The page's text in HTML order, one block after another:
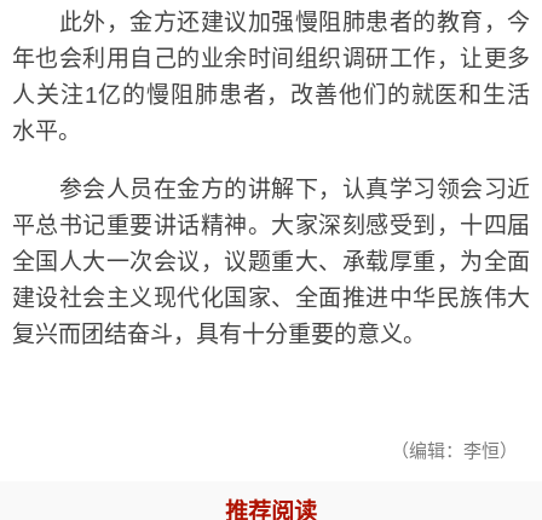
此外，金方还建议加强慢阻肺患者的教育，今
年也会利用自己的业余时间组织调研工作，让更多
人关注1亿的慢阻肺患者，改善他们的就医和生活
水平。
参会人员在金方的讲解下，认真学习领会习近
平总书记重要讲话精神。大家深刻感受到，十四届
全国人大一次会议，议题重大、承载厚重，为全面
建设社会主义现代化国家、全面推进中华民族伟大
复兴而团结奋斗，具有十分重要的意义。
（编辑：李恒）
推荐阅读